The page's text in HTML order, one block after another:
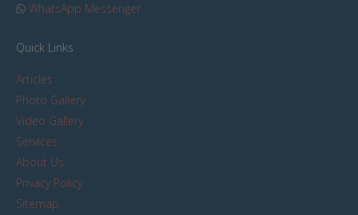
WhatsApp Messenger
Quick Links
Articles
Photo Gallery
Video Gallery
Services
About Us
Privacy Policy
Sitemap